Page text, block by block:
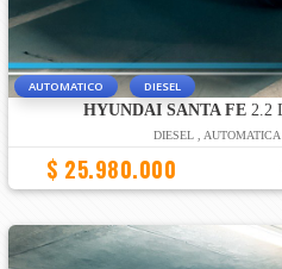
AUTOMATICO DIESEL
HYUNDAI SANTA FE 2.2
DIESEL ,
$ 25.980.000